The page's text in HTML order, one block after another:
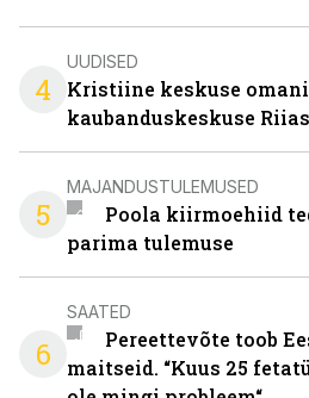
4
UUDISED
Kristiine keskuse
kaubanduskeskuse Riias
5
MAJANDUSTULEMUSED
Poola kiirmoehiid
parima tulemuse
6
SAATED
Pereettevõte toob
maitseid. “Kuus 25